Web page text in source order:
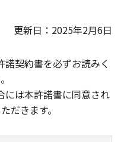
更新日：2025年2月6日
契約書を必ずお読みく
には本許諾書に同意され
だきます。